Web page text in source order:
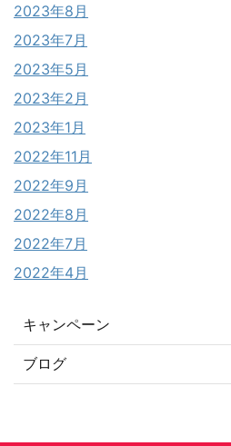
2023年8月
2023年7月
2023年5月
2023年2月
2023年1月
2022年11月
2022年9月
2022年8月
2022年7月
2022年4月
キャンペーン
ブログ